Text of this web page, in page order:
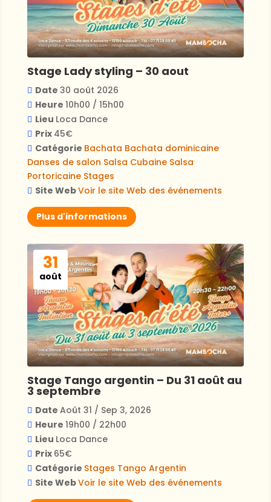
Stage Lady styling – 30 aout
Date 30 août 2026
Heure 10h00 / 15h00
Lieu Loca Dance
Prix 45€
Catégorie Bachata Bachata dominicaine
Danses de salon Salsa Cubaine Salsa
Portoricaine Stages
Site WebVoir le site Web des événements
Plus d'informations
31
août
Stage Tango argentin – Du 31 août au
3 septembre
Date Août 31 / Sep 3, 2026
Heure 19h00 / 22h00
Lieu Loca Dance
Prix 65€
Catégorie Stages Tango Argentin
Site WebVoir le site Web des événements